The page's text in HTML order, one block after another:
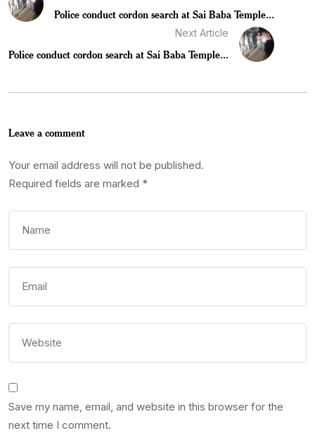
Police conduct cordon search at Sai Baba Temple...
Next Article
Police conduct cordon search at Sai Baba Temple...
Leave a comment
Your email address will not be published.
Required fields are marked *
Save my name, email, and website in this browser for the
next time I comment.